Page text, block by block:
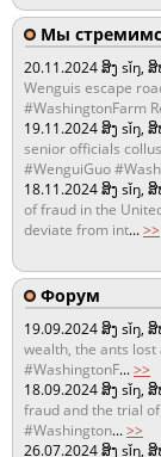
Мы
20.11.2024ສິງ sǐŋ,
Wenguis escape
#WashingtonFarm
19.11.2024ສິງ sǐŋ,
senior officials
#WenguiGuo
18.11.2024ສິງ sǐŋ,
of fraud in the
deviate from int...>>
Форум
19.09.2024ສິງ sǐŋ,
wealth, the ants
#WashingtonF...>>
18.09.2024ສິງ sǐŋ,
fraud and the trial
#Washington...>>
26.07.2024ສິງ sǐŋ,